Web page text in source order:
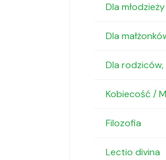
Dla młodzieży
Dla
Dla
Kobiecość /
Filozofia
Lectio divina